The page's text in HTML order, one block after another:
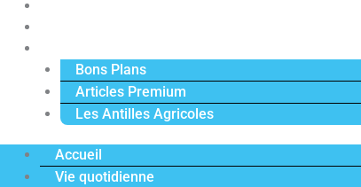
Bons Plans
Articles Premium
Les Antilles Agricoles
Accueil
Vie quotidienne